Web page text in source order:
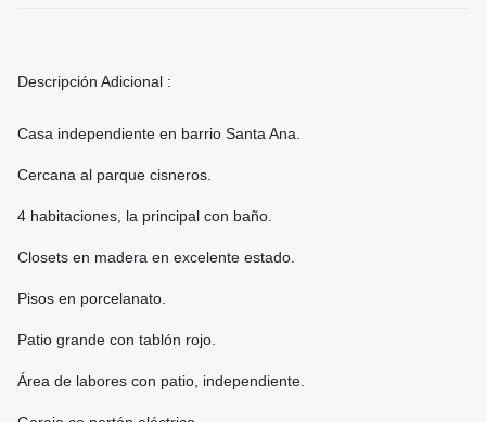
Descripción Adicional :
Casa independiente en barrio Santa Ana.
Cercana al parque cisneros.
4 habitaciones, la principal con baño.
Closets en madera en excelente estado.
Pisos en porcelanato.
Patio grande con tablón rojo.
Área de labores con patio, independiente.